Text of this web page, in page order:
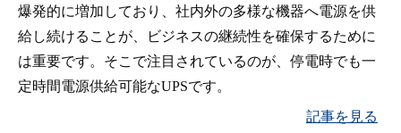
爆発的に増加しており、社内外の多様な機器へ電源を供
給し続けることが、ビジネスの継続性を確保するために
は重要です。そこで注目されているのが、停電時でも一
定時間電源供給可能なUPSです。
記事を見る